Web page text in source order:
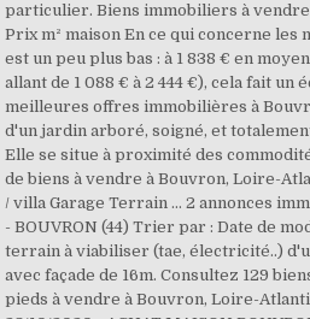
particulier. Biens immobiliers à
Prix m² maison En ce qui concerne les
est un peu plus bas : à 1 838 € en
allant de 1 088 € à 2 444 €), cela fait un
meilleures offres immobilières à
d'un jardin arboré, soigné, et
Elle se situe à proximité des
de biens à vendre à Bouvron, Loire-
/ villa Garage Terrain ... 2 annonces
- BOUVRON (44) Trier par : Date de
terrain à viabiliser (tae, électricité..)
avec façade de 16m. Consultez 129
pieds à vendre à Bouvron, Loire-